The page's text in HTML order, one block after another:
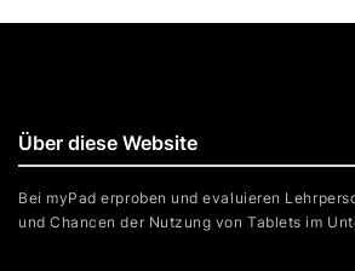
Über diese Website
Bei myPad erproben und evaluieren
und Chancen der Nutzung von Tablets im